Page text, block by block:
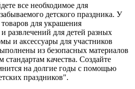
все необходимое для
детского праздника. У
для украшения
развлечений для детей разных
и аксессуары для участников
из безопасных материалов
качества. Создайте
на долгие годы с помощью
праздников".